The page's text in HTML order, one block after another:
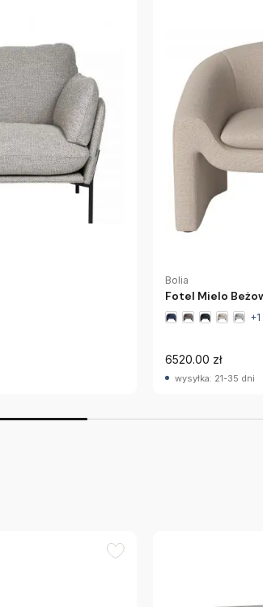
Bolia
Fotel Mielo
6520.00 zł
wysyłka: 21-35 dni